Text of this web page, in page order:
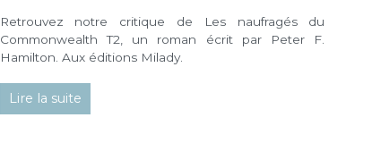
Retrouvez notre critique de Les naufragés du
Commonwealth T2, un roman écrit par Peter F.
Hamilton. Aux éditions Milady.
Lire la suite